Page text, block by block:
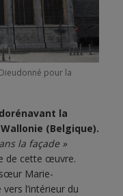
pour la
la
(Belgique).
la façade »
de cette œuvre.
sœur Marie-
l’intérieur du